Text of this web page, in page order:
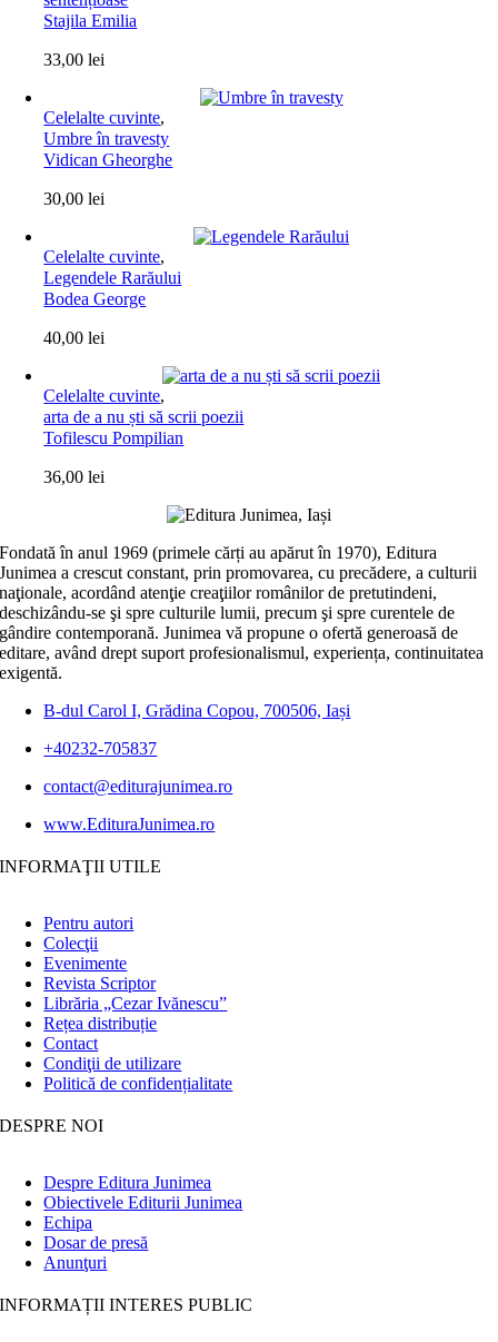
Stajila Emilia
33,00lei
Celelalte cuvinte,
Umbre în travesty
Vidican Gheorghe
30,00lei
Celelalte cuvinte,
Legendele Rarăului
Bodea George
40,00lei
Celelalte cuvinte,
arta de a nu ști să scrii poezii
Tofilescu Pompilian
36,00lei
Fondată în anul 1969 (primele cărți au apărut în 1970), Editura
Junimea a crescut constant, prin promovarea, cu precădere, a culturii
naţionale, acordând atenţie creaţiilor românilor de pretutindeni,
deschizându-se şi spre culturile lumii, precum şi spre curentele de
gândire contemporană. Junimea vă propune o ofertă generoasă de
editare, având drept suport profesionalismul, experiența, continuitatea
exigentă.
B-dul Carol I, Grădina Copou, 700506, Iași
+40232-705837
contact@editurajunimea.ro
www.EdituraJunimea.ro
INFORMAŢII UTILE
Pentru autori
Colecţii
Evenimente
Revista Scriptor
Librăria „Cezar Ivănescu”
Rețea distribuție
Contact
Condiţii de utilizare
Politică de confidențialitate
DESPRE NOI
Despre Editura Junimea
Obiectivele Editurii Junimea
Echipa
Dosar de presă
Anunţuri
INFORMAȚII INTERES PUBLIC